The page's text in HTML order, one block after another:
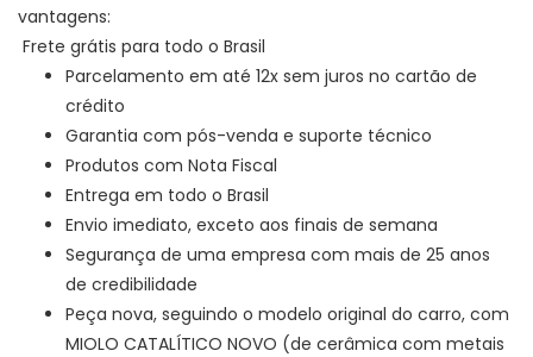
vantagens:
Frete grátis para todo o Brasil
Parcelamento em até 12x sem juros no cartão de
crédito
Garantia com pós-venda e suporte técnico
Produtos com Nota Fiscal
Entrega em todo o Brasil
Envio imediato, exceto aos finais de semana
Segurança de uma empresa com mais de 25 anos
de credibilidade
Peça nova, seguindo o modelo original do carro, com
MIOLO CATALÍTICO NOVO (de cerâmica com metais